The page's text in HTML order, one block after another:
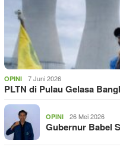
OPINI 7 Juni 2026
PLTN di Pulau Gelasa
OPINI 26 Mei 2026
Gubernur Babel